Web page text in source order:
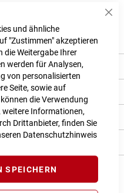
und ähnliche
"Zustimmen" akzeptieren
die Weitergabe Ihrer
werden für Analysen,
von personalisierten
Seite, sowie auf
die Verwendung
weitere Informationen,
Drittanbieter, finden Sie
Datenschutzhinweis
SPEICHERN